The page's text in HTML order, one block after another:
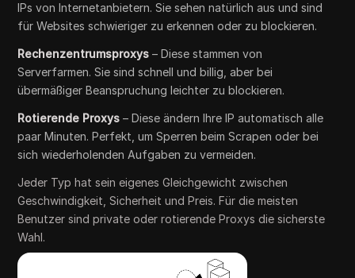
IPs von Internetanbietern. Sie sehen natürlich aus und sind
für Websites schwieriger zu erkennen oder zu blockieren.
Rechenzentrumsproxys – Diese stammen von
Serverfarmen. Sie sind schnell und billig, aber bei
übermäßiger Beanspruchung leichter zu blockieren.
Rotierende Proxys – Diese ändern Ihre IP automatisch alle
paar Minuten. Perfekt, um Sperren beim Scrapen oder bei
sich wiederholenden Aufgaben zu vermeiden.
Jeder Typ hat sein eigenes Gleichgewicht zwischen
Geschwindigkeit, Sicherheit und Preis. Für die meisten
Benutzer sind private oder rotierende Proxys die sicherste
Wahl.